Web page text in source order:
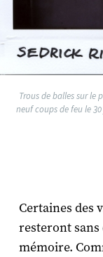
Trous de balles sur le
neuf coups de feu le
Certaines des
resteront
mémoire.